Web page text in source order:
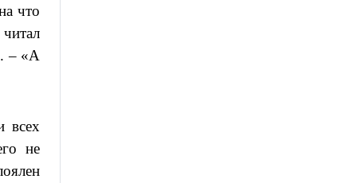
что
– «А
всех
не